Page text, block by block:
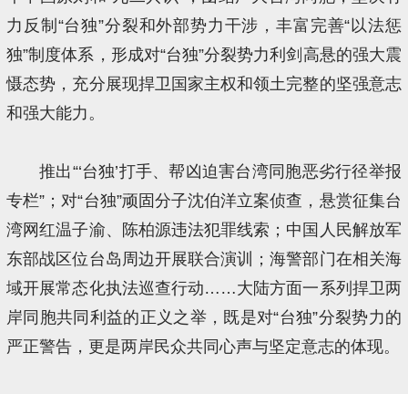
力反制“台独”分裂和外部势力干涉，丰富完善“以法惩
独”制度体系，形成对“台独”分裂势力利剑高悬的强大震
慑态势，充分展现捍卫国家主权和领土完整的坚强意志
和强大能力。
推出“‘台独’打手、帮凶迫害台湾同胞恶劣行径举报
专栏”；对“台独”顽固分子沈伯洋立案侦查，悬赏征集台
湾网红温子渝、陈柏源违法犯罪线索；中国人民解放军
东部战区位台岛周边开展联合演训；海警部门在相关海
域开展常态化执法巡查行动……大陆方面一系列捍卫两
岸同胞共同利益的正义之举，既是对“台独”分裂势力的
严正警告，更是两岸民众共同心声与坚定意志的体现。